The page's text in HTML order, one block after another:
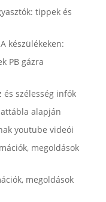
tippek és
készülékeken:
PB gázra
szélesség infók
alapján
youtube videói
megoldások
megoldások